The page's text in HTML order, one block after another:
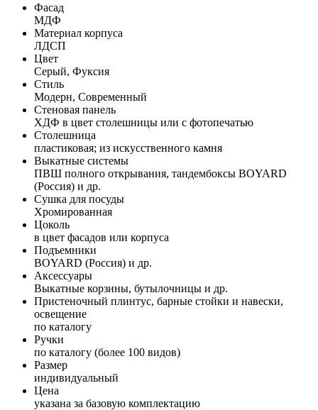
Фасад
МДФ
Материал корпуса
ЛДСП
Цвет
Серый, Фуксия
Стиль
Модерн, Современный
Стеновая панель
ХДФ в цвет столешницы или с фотопечатью
Столешница
пластиковая; из искусственного камня
Выкатные системы
ПВШ полного открывания, тандембоксы BOYARD
(Россия) и др.
Сушка для посуды
Хромированная
Цоколь
в цвет фасадов или корпуса
Подъемники
BOYARD (Россия) и др.
Аксессуары
Выкатные корзины, бутылочницы и др.
Пристеночный плинтус, барные стойки и навески,
освещение
по каталогу
Ручки
по каталогу (более 100 видов)
Размер
индивидуальный
Цена
указана за базовую комплектацию